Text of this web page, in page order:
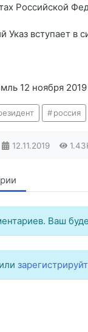
Российской
Указ вступает в
12 ноября
россия
12.11.2019
Ваш
или